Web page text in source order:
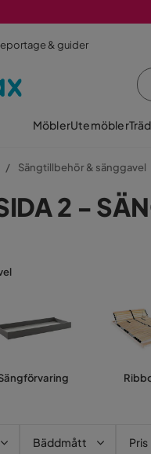
& guider
MöblerUtemöbler
Sängtillbehör & sänggavel
2 -
Bäddmått Pris